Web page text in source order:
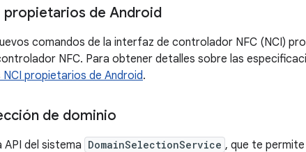
propietarios de Android
comandos de la interfaz de controlador NFC (NCI)
NFC. Para obtener detalles sobre las
NCI propietarios de Android.
de dominio
API del sistema DomainSelectionService , que te